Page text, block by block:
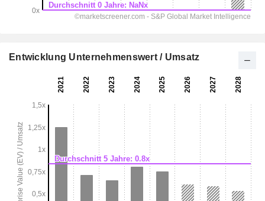
Entwicklung Unternehmenswert / Umsatz